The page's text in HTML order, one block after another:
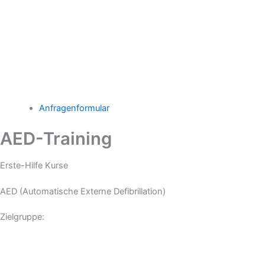
Anfragenformular
AED-Training
Erste-Hilfe Kurse
AED (Automatische Externe Defibrillation)
Zielgruppe: